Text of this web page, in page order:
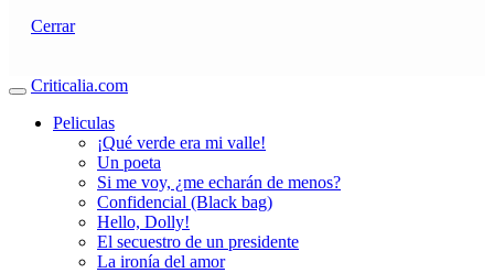
Cerrar
Criticalia.com
Peliculas
¡Qué verde era mi valle!
Un poeta
Si me voy, ¿me echarán de menos?
Confidencial (Black bag)
Hello, Dolly!
El secuestro de un presidente
La ironía del amor